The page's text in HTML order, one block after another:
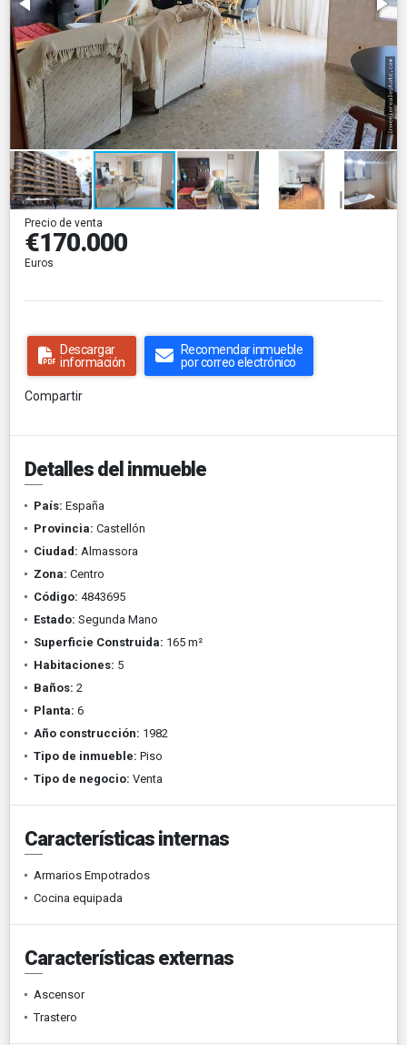
Precio de venta
€170.000
Euros
Descargar
información
Recomendar inmueble
por correo electrónico
Compartir
Detalles del inmueble
País: España
Provincia: Castellón
Ciudad: Almassora
Zona: Centro
Código: 4843695
Estado: Segunda Mano
Superficie Construida: 165 m²
Habitaciones: 5
Baños: 2
Planta: 6
Año construcción: 1982
Tipo de inmueble: Piso
Tipo de negocio: Venta
Características internas
Armarios Empotrados
Cocina equipada
Características externas
Ascensor
Trastero